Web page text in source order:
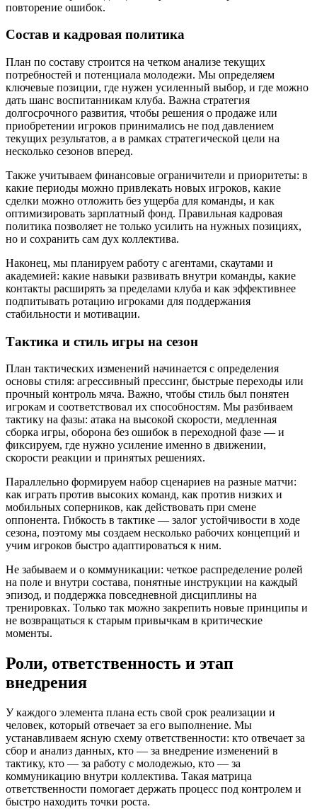
повторение ошибок.
Состав и кадровая политика
План по составу строится на четком анализе текущих
потребностей и потенциала молодежи. Мы определяем
ключевые позиции, где нужен усиленный выбор, и где можно
дать шанс воспитанникам клуба. Важна стратегия
долгосрочного развития, чтобы решения о продаже или
приобретении игроков принимались не под давлением
текущих результатов, а в рамках стратегической цели на
несколько сезонов вперед.
Также учитываем финансовые ограничители и приоритеты: в
какие периоды можно привлекать новых игроков, какие
сделки можно отложить без ущерба для команды, и как
оптимизировать зарплатный фонд. Правильная кадровая
политика позволяет не только усилить на нужных позициях,
но и сохранить сам дух коллектива.
Наконец, мы планируем работу с агентами, скаутами и
академией: какие навыки развивать внутри команды, какие
контакты расширять за пределами клуба и как эффективнее
подпитывать ротацию игроками для поддержания
стабильности и мотивации.
Тактика и стиль игры на сезон
План тактических изменений начинается с определения
основы стиля: агрессивный прессинг, быстрые переходы или
прочный контроль мяча. Важно, чтобы стиль был понятен
игрокам и соответствовал их способностям. Мы разбиваем
тактику на фазы: атака на высокой скорости, медленная
сборка игры, оборона без ошибок в переходной фазе — и
фиксируем, где нужно усиление именно в движении,
скорости реакции и принятых решениях.
Параллельно формируем набор сценариев на разные матчи:
как играть против высоких команд, как против низких и
мобильных соперников, как действовать при смене
оппонента. Гибкость в тактике — залог устойчивости в ходе
сезона, поэтому мы создаем несколько рабочих концепций и
учим игроков быстро адаптироваться к ним.
Не забываем и о коммуникации: четкое распределение ролей
на поле и внутри состава, понятные инструкции на каждый
эпизод, и поддержка повседневной дисциплины на
тренировках. Только так можно закрепить новые принципы и
не возвращаться к старым привычкам в критические
моменты.
Роли, ответственность и этап
внедрения
У каждого элемента плана есть свой срок реализации и
человек, который отвечает за его выполнение. Мы
устанавливаем ясную схему ответственности: кто отвечает за
сбор и анализ данных, кто — за внедрение изменений в
тактику, кто — за работу с молодежью, кто — за
коммуникацию внутри коллектива. Такая матрица
ответственности помогает держать процесс под контролем и
быстро находить точки роста.